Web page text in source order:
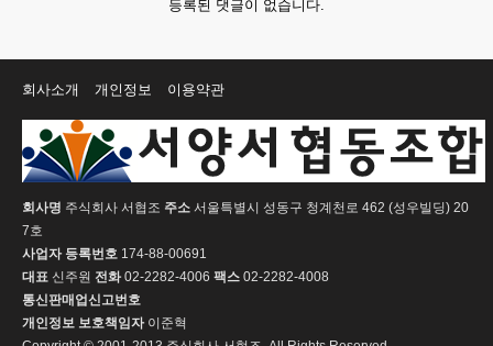
등록된 댓글이 없습니다.
회사소개 개인정보 이용약관
회사명 주식회사 서협조 주소 서울특별시 성동구 청계천로 462 (성우빌딩) 20
7호
사업자 등록번호 174-88-00691
대표 신주원 전화02-2282-4006 팩스 02-2282-4008
통신판매업신고번호
개인정보 보호책임자이준혁